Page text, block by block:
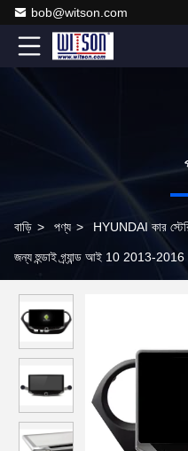
bob@witson.com
বাড়ি > পণ্য > HYUNDAI কার
জন্য হুন্ডাই গ্র্যান্ড আই 10 2013-2016